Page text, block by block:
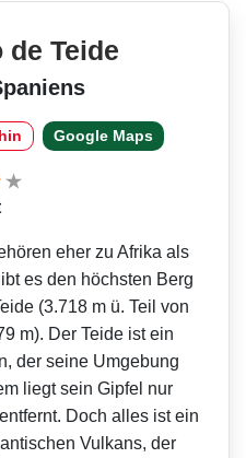
Teide
Google Maps
eher zu Afrika als
es den höchsten Berg
(3.718 m ü. Teil von
m). Der Teide ist ein
der seine Umgebung
liegt sein Gipfel nur
Doch alles ist ein
Vulkans, der